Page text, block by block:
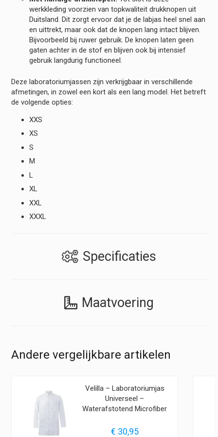
werkkleding voorzien van topkwaliteit drukknopen uit
Duitsland. Dit zorgt ervoor dat je de labjas heel snel aan
en uittrekt, maar ook dat de knopen lang intact blijven.
Bijvoorbeeld bij ruwer gebruik. De knopen laten geen
gaten achter in de stof en blijven ook bij intensief
gebruik langdurig functioneel.
Deze laboratoriumjassen zijn verkrijgbaar in verschillende
afmetingen, in zowel een kort als een lang model. Het betreft
de volgende opties:
XXS
XS
S
M
L
XL
XXL
XXXL
Specificaties
Maatvoering
Andere vergelijkbare artikelen
Velilla – Laboratoriumjas
Universeel –
Waterafstotend Microfiber
€ 30,95